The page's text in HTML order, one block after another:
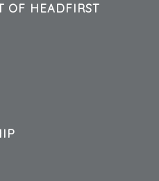
OF HEADFIRST